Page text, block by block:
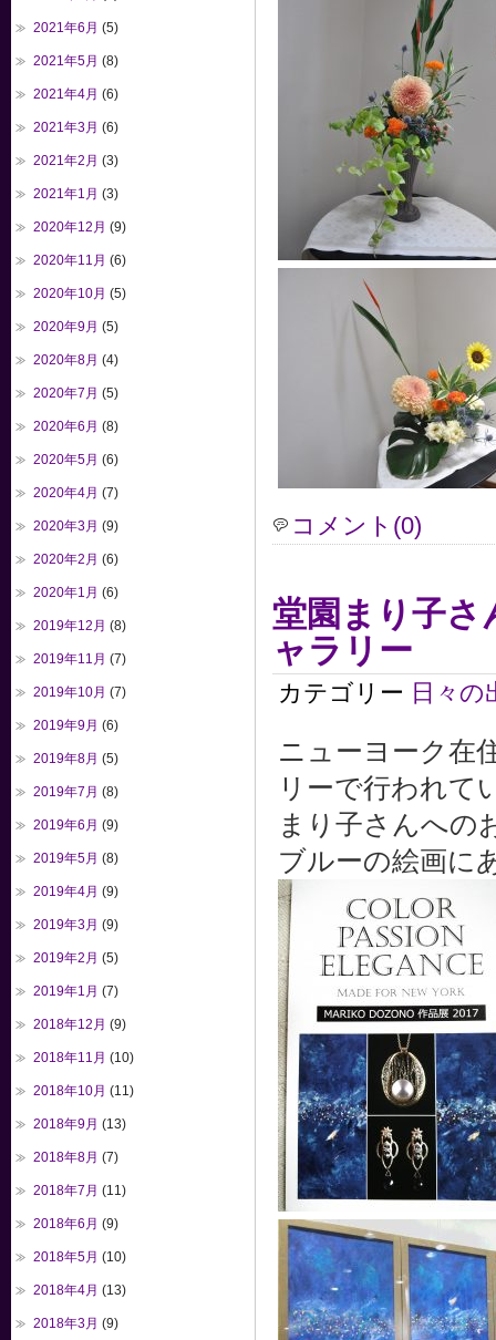
コメント(0)
堂園まり子さ
ャラリー
カテゴリー 日々の
ニューヨーク在
リーで行われて
まり子さんへの
ブルーの絵画に
2021年6月 (5)
2021年5月 (8)
2021年4月 (6)
2021年3月 (6)
2021年2月 (3)
2021年1月 (3)
2020年12月 (9)
2020年11月 (6)
2020年10月 (5)
2020年9月 (5)
2020年8月 (4)
2020年7月 (5)
2020年6月 (8)
2020年5月 (6)
2020年4月 (7)
2020年3月 (9)
2020年2月 (6)
2020年1月 (6)
2019年12月 (8)
2019年11月 (7)
2019年10月 (7)
2019年9月 (6)
2019年8月 (5)
2019年7月 (8)
2019年6月 (9)
2019年5月 (8)
2019年4月 (9)
2019年3月 (9)
2019年2月 (5)
2019年1月 (7)
2018年12月 (9)
2018年11月 (10)
2018年10月 (11)
2018年9月 (13)
2018年8月 (7)
2018年7月 (11)
2018年6月 (9)
2018年5月 (10)
2018年4月 (13)
2018年3月 (9)